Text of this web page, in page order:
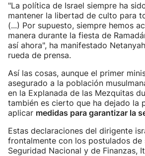
"La política de Israel siempre ha
mantener la libertad de culto para
(...) Por supuesto, siempre hemos
manera durante la fiesta de
así ahora", ha manifestado
rueda de prensa.
Así las cosas, aunque el primer
asegurado a la población
en la Explanada de las Mezquitas
también es cierto que ha dejado la
aplicar medidas para garantizar la
Estas declaraciones del dirigente
frontalmente con los postulados de
Seguridad Nacional y de Finanzas,